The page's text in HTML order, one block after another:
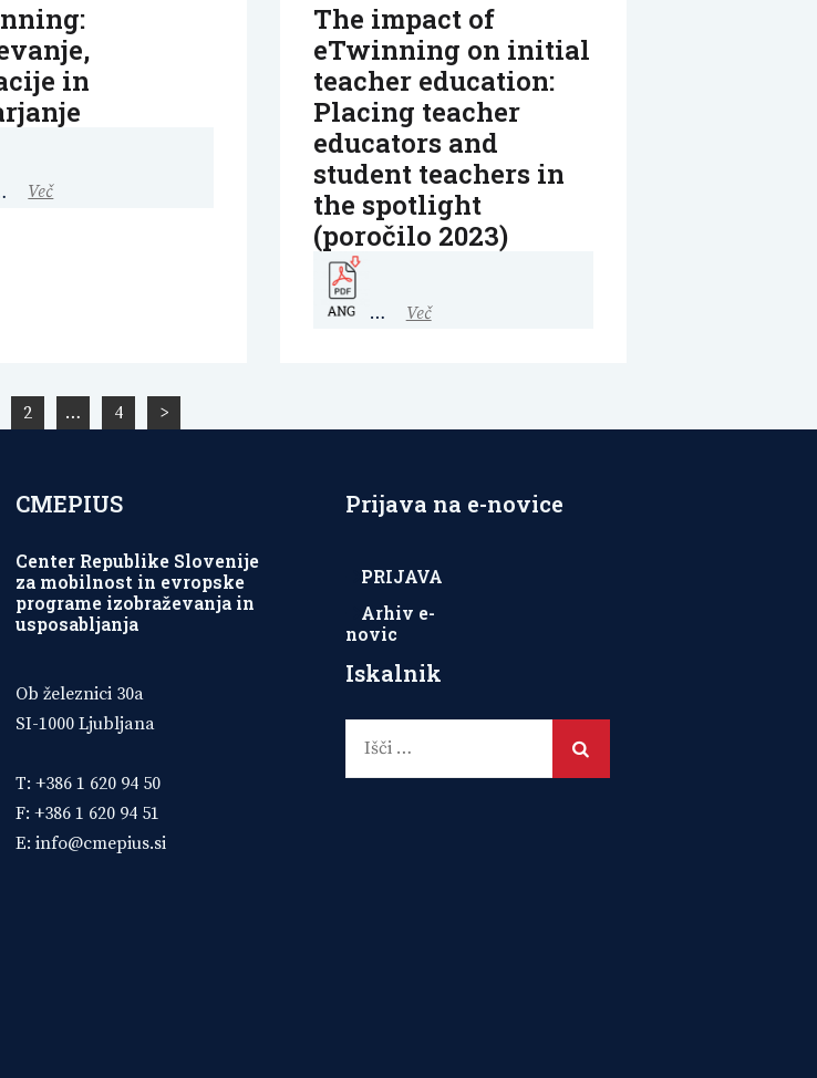
in
Več
The impact of
eTwinning on initial
teacher education:
Placing teacher
educators and
student teachers in
the spotlight
(poročilo 2023)
… Več
2 … 4 >
CMEPIUS
Center Republike Slovenije
za mobilnost in evropske
programe izobraževanja in
usposabljanja
Ob železnici 30a
SI-1000 Ljubljana
T: +386 1 620 94 50
F: +386 1 620 94 51
E: info@cmepius.si
Prijava na e-novice
PRIJAVA
Arhiv e-
novic
Iskalnik